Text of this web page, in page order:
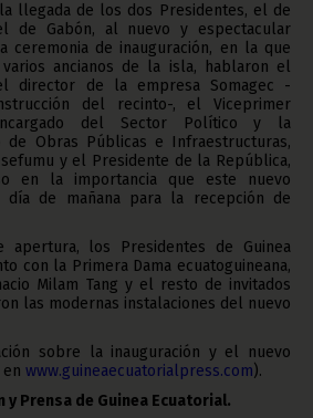
llegada de los dos Presidentes, el de
de Gabón, al nuevo y espectacular
ceremonia de inauguración, en la que
ancianos de la isla, hablaron el
director de la empresa Somagec -
del recinto-, el Viceprimer
del Sector Político y la
de Obras Públicas e Infraestructuras,
y el Presidente de la República,
en la importancia que este nuevo
de mañana para la recepción de
apertura, los Presidentes de Guinea
con la Primera Dama ecuatoguineana,
Milam Tang y el resto de invitados
las modernas instalaciones del nuevo
sobre la inauguración y el nuevo
www.guineaecuatorialpress.com).
Prensa de Guinea Ecuatorial.